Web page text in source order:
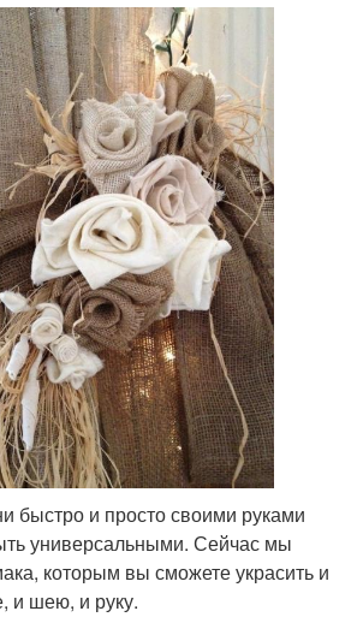
быстро и просто своими руками
универсальными. Сейчас мы
которым вы сможете украсить и
и шею, и руку.